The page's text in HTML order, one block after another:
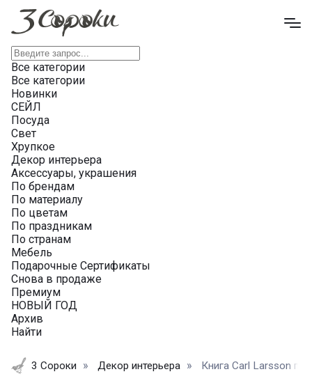
Все категории
Все категории
Новинки
СЕЙЛ
Посуда
Свет
Хрупкое
Декор интерьера
Аксессуары, украшения
По брендам
По материалу
По цветам
По праздникам
По странам
Мебель
Подарочные Сертификаты
Снова в продаже
Премиум
НОВЫЙ ГОД
Архив
Найти
3 Сороки Декор интерьера Книга Carl Larsson